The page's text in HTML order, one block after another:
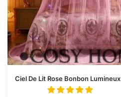
Ciel De Lit Rose Bonbon Lumineux